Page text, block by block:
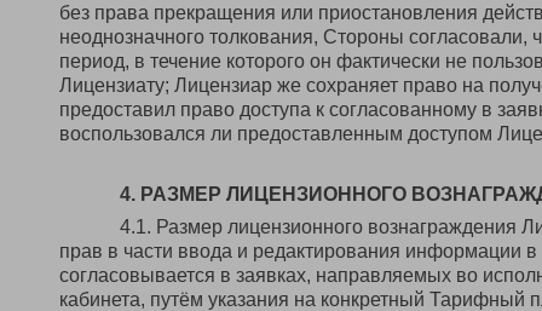
без права прекращения или приостановления
неоднозначного толкования, Стороны
период, в течение которого он фактически не
Лицензиату; Лицензиар же сохраняет право на
предоставил право доступа к согласованному в
воспользовался ли предоставленным доступом
4. РАЗМЕР ЛИЦЕНЗИОННОГО
4.1. Размер лицензионного вознаграждения
прав в части ввода и редактирования информации
согласовывается в заявках, направляемых во
кабинета, путём указания на конкретный Тарифный